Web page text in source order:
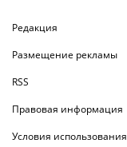
Редакция
Размещение рекламы
RSS
Правовая информация
Условия использования